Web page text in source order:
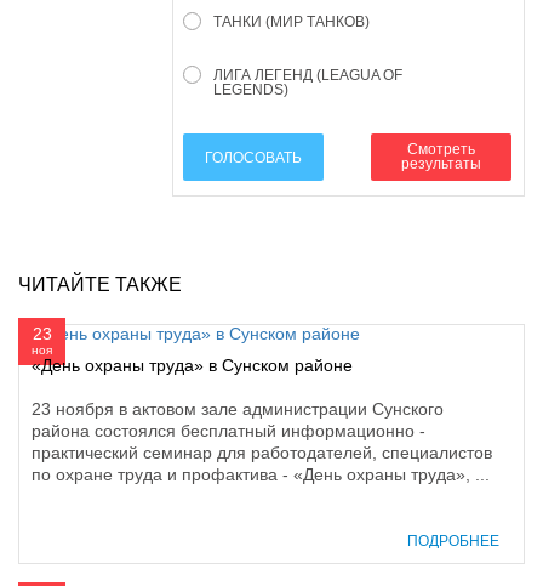
ТАНКИ (МИР ТАНКОВ)
ЛИГА ЛЕГЕНД (LEAGUA OF
LEGENDS)
ГОЛОСОВАТЬ
Смотреть
результаты
ЧИТАЙТЕ ТАКЖЕ
23
ноя
«День охраны труда» в Сунском районе
23 ноября в актовом зале администрации Сунского
района состоялся бесплатный информационно -
практический семинар для работодателей, специалистов
по охране труда и профактива - «День охраны труда», ...
ПОДРОБНЕЕ